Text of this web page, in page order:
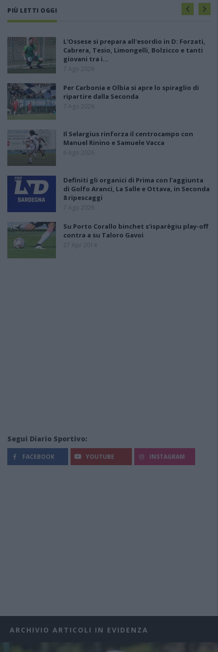
PIÙ LETTI OGGI
L'Ossese si prepara all'esordio in D: Forzati,
Cabrera, Tesio, Limongelli, Bolzicco e tanti
giovani tra i…
7 Ago 2026
Per Carbonia e Olbia si apre lo spiraglio di
ripartire dalla Seconda
7 Ago 2026
Il Selargius rinforza il centrocampo con
Manuel Rinino e Samuele Vacca
6 Ago 2026
Definiti gli organici di Prima con l'aggiunta
di Golfo Aranci, La Salle e Ottava, in Seconda
8 ripescaggi
7 Ago 2026
Su Porto Corallo binchet s'isparègiu play-off
contra a su Taloro Gavoi
27 Apr 2014
Segui Diario Sportivo:
FACEBOOK YOUTUBE INSTAGRAM
ARCHIVIO ARTICOLI IN EVIDENZA